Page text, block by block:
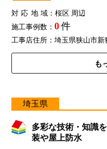
対応地域：桜区 周辺
施工事例数： 0件
工事店住所：埼玉県狭山市新
も
埼玉県
多彩な技術・知識
装や屋上防水